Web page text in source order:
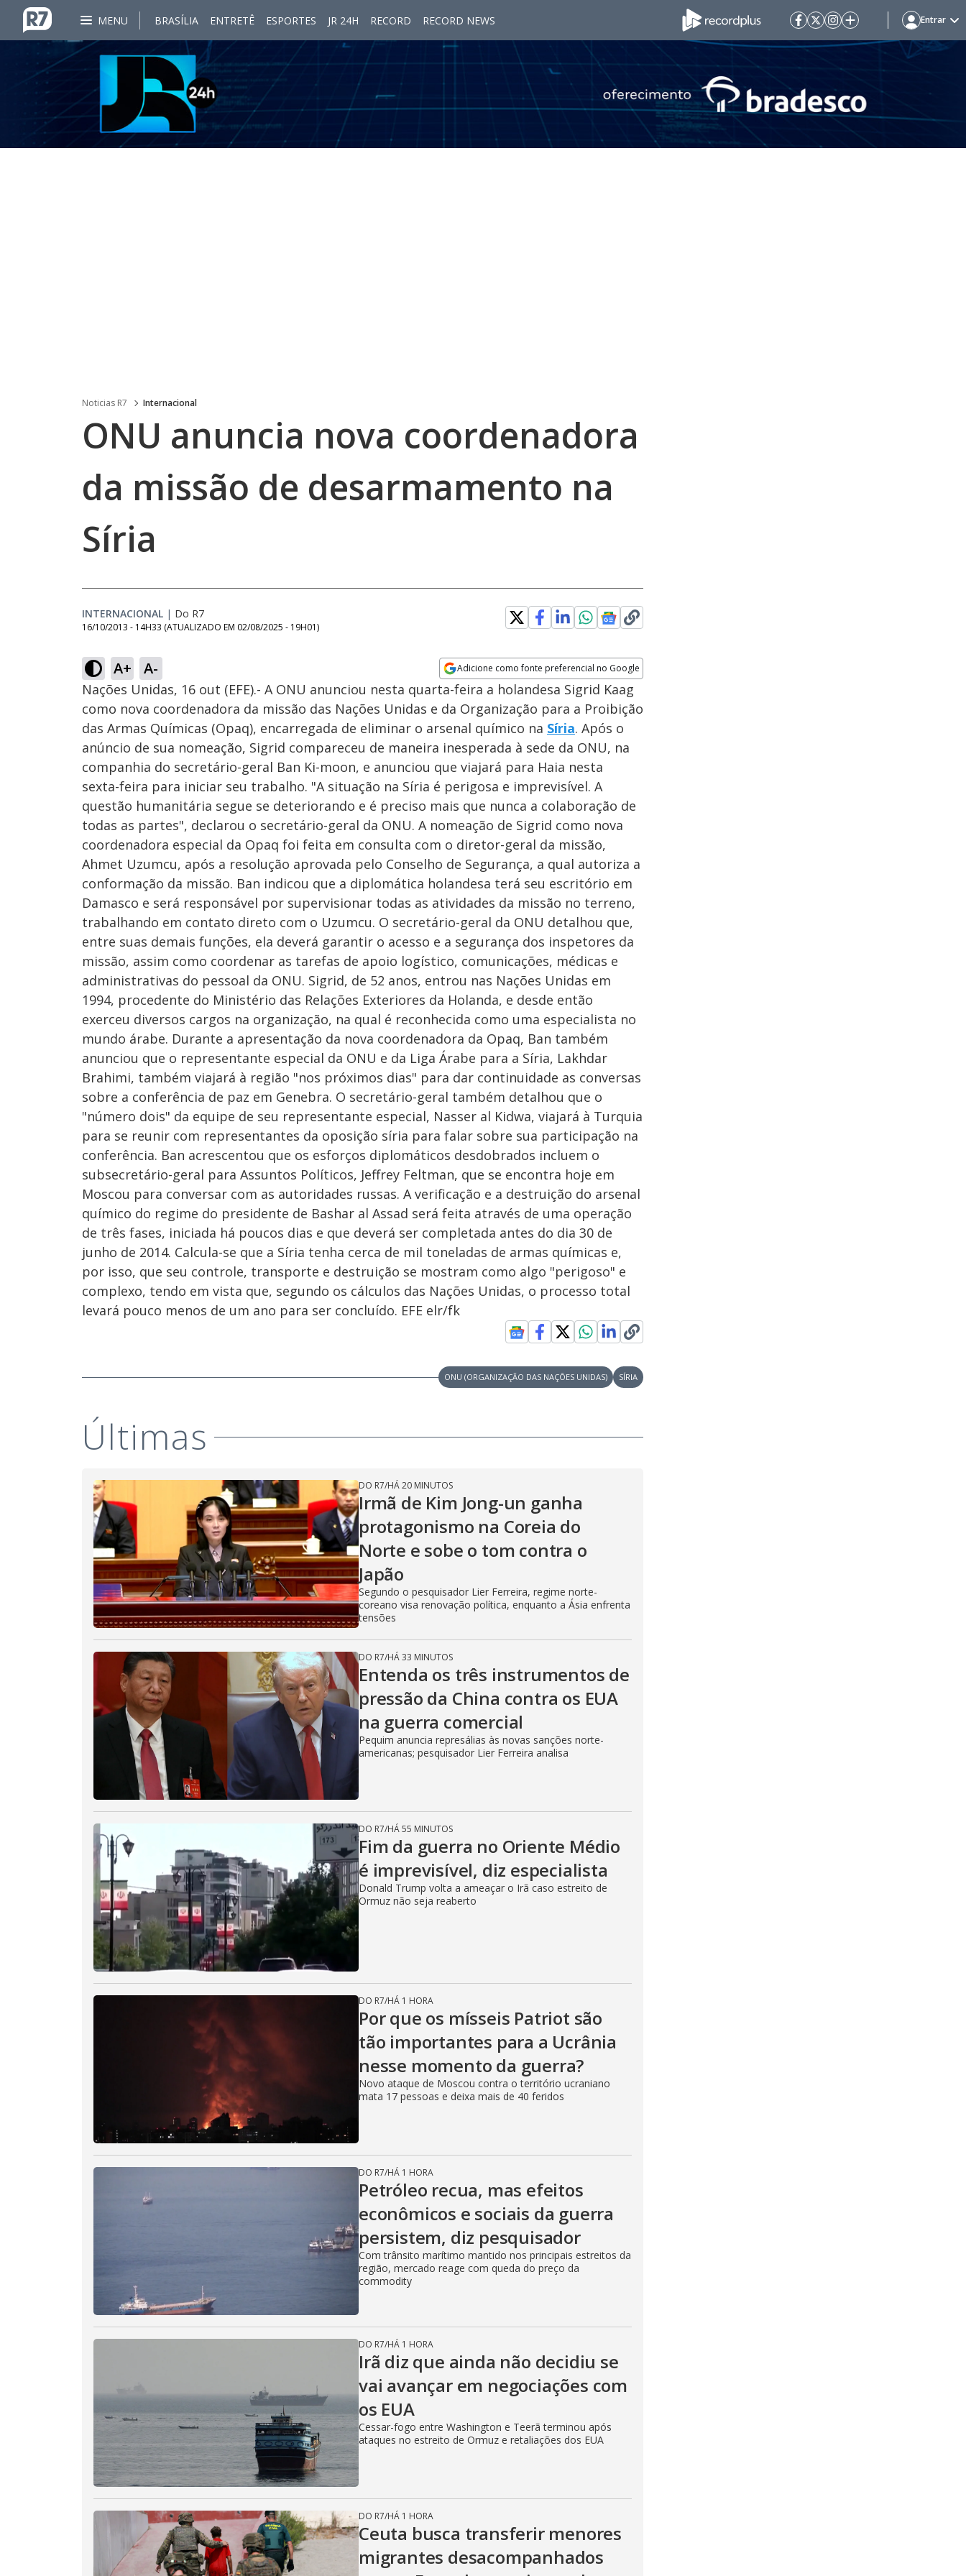
MENU BRASÍLIA ENTRETÊ ESPORTES JR 24H RECORD RECORD NEWS Entrar
Noticias R7 Internacional
ONU anuncia nova coordenadora
da missão de desarmamento na
Síria
INTERNACIONAL | Do R7
16/10/2013 - 14H33 (ATUALIZADO EM 02/08/2025 - 19H01)
A+ A- Adicione como fonte preferencial no Google
Opens in new window
Nações Unidas, 16 out (EFE).- A ONU anunciou nesta quarta-feira a holandesa Sigrid Kaag
como nova coordenadora da missão das Nações Unidas e da Organização para a Proibição
das Armas Químicas (Opaq), encarregada de eliminar o arsenal químico na Síria. Após o
anúncio de sua nomeação, Sigrid compareceu de maneira inesperada à sede da ONU, na
companhia do secretário-geral Ban Ki-moon, e anunciou que viajará para Haia nesta
sexta-feira para iniciar seu trabalho. "A situação na Síria é perigosa e imprevisível. A
questão humanitária segue se deteriorando e é preciso mais que nunca a colaboração de
todas as partes", declarou o secretário-geral da ONU. A nomeação de Sigrid como nova
coordenadora especial da Opaq foi feita em consulta com o diretor-geral da missão,
Ahmet Uzumcu, após a resolução aprovada pelo Conselho de Segurança, a qual autoriza a
conformação da missão. Ban indicou que a diplomática holandesa terá seu escritório em
Damasco e será responsável por supervisionar todas as atividades da missão no terreno,
trabalhando em contato direto com o Uzumcu. O secretário-geral da ONU detalhou que,
entre suas demais funções, ela deverá garantir o acesso e a segurança dos inspetores da
missão, assim como coordenar as tarefas de apoio logístico, comunicações, médicas e
administrativas do pessoal da ONU. Sigrid, de 52 anos, entrou nas Nações Unidas em
1994, procedente do Ministério das Relações Exteriores da Holanda, e desde então
exerceu diversos cargos na organização, na qual é reconhecida como uma especialista no
mundo árabe. Durante a apresentação da nova coordenadora da Opaq, Ban também
anunciou que o representante especial da ONU e da Liga Árabe para a Síria, Lakhdar
Brahimi, também viajará à região "nos próximos dias" para dar continuidade as conversas
sobre a conferência de paz em Genebra. O secretário-geral também detalhou que o
"número dois" da equipe de seu representante especial, Nasser al Kidwa, viajará à Turquia
para se reunir com representantes da oposição síria para falar sobre sua participação na
conferência. Ban acrescentou que os esforços diplomáticos desdobrados incluem o
subsecretário-geral para Assuntos Políticos, Jeffrey Feltman, que se encontra hoje em
Moscou para conversar com as autoridades russas. A verificação e a destruição do arsenal
químico do regime do presidente de Bashar al Assad será feita através de uma operação
de três fases, iniciada há poucos dias e que deverá ser completada antes do dia 30 de
junho de 2014. Calcula-se que a Síria tenha cerca de mil toneladas de armas químicas e,
por isso, que seu controle, transporte e destruição se mostram como algo "perigoso" e
complexo, tendo em vista que, segundo os cálculos das Nações Unidas, o processo total
levará pouco menos de um ano para ser concluído. EFE elr/fk
ONU (ORGANIZAÇÃO DAS NAÇÕES UNIDAS) SÍRIA
Últimas
DO R7/HÁ 20 MINUTOS
Irmã de Kim Jong-un ganha
protagonismo na Coreia do
Norte e sobe o tom contra o
Japão
Segundo o pesquisador Lier Ferreira, regime norte-
coreano visa renovação política, enquanto a Ásia enfrenta
tensões
DO R7/HÁ 33 MINUTOS
Entenda os três instrumentos de
pressão da China contra os EUA
na guerra comercial
Pequim anuncia represálias às novas sanções norte-
americanas; pesquisador Lier Ferreira analisa
DO R7/HÁ 55 MINUTOS
Fim da guerra no Oriente Médio
é imprevisível, diz especialista
Donald Trump volta a ameaçar o Irã caso estreito de
Ormuz não seja reaberto
DO R7/HÁ 1 HORA
Por que os mísseis Patriot são
tão importantes para a Ucrânia
nesse momento da guerra?
Novo ataque de Moscou contra o território ucraniano
mata 17 pessoas e deixa mais de 40 feridos
DO R7/HÁ 1 HORA
Petróleo recua, mas efeitos
econômicos e sociais da guerra
persistem, diz pesquisador
Com trânsito marítimo mantido nos principais estreitos da
região, mercado reage com queda do preço da
commodity
DO R7/HÁ 1 HORA
Irã diz que ainda não decidiu se
vai avançar em negociações com
os EUA
Cessar-fogo entre Washington e Teerã terminou após
ataques no estreito de Ormuz e retaliações dos EUA
DO R7/HÁ 1 HORA
Ceuta busca transferir menores
migrantes desacompanhados